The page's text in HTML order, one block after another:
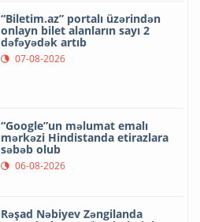
“Biletim.az” portalı üzərindən
onlayn bilet alanların sayı 2
dəfəyədək artıb
07-08-2026
“Google”un məlumat emalı
mərkəzi Hindistanda etirazlara
səbəb olub
06-08-2026
Rəşad Nəbiyev Zəngilanda